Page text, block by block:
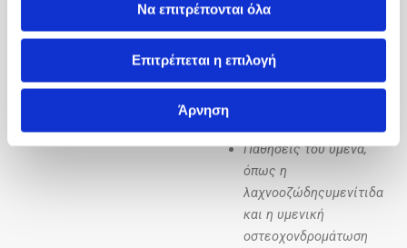
Να επιτρέπονται όλα
Επιτρέπεται η επιλογή
Άρνηση
του χόνδρου και ρήξη
του στρογγύλου
συνδέσμου
Αστάθεια-θυλακικές
Παθήσεις του υμένα,
όπως η
λαχνοοζώδηςυμενίτιδα
και η υμενική
οστεοχονδρομάτωση